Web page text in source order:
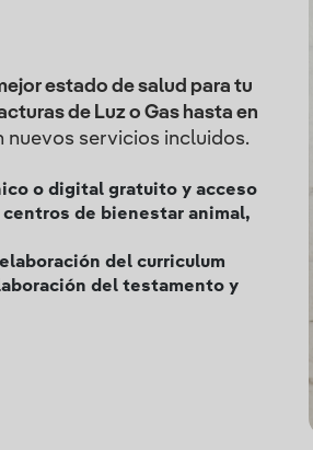
estado de salud para tu
de Luz o Gas hasta en
servicios incluidos.
o digital gratuito y acceso
de bienestar animal,
del curriculum
del testamento y